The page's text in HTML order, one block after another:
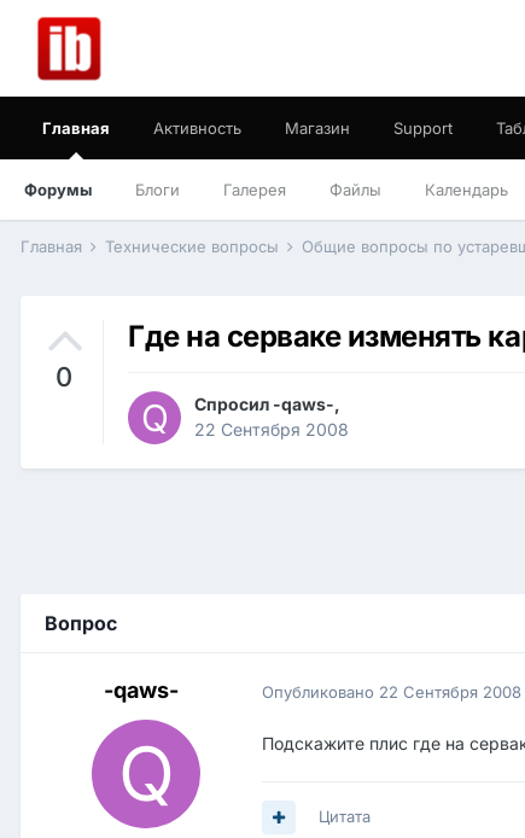
Главная
Форумы Блоги Галерея Файлы Календарь
Активность Магазин Support
Главная Технические вопросы Общие вопросы по
0
Где на серваке изменять
Спросил -qaws-,
22 Сентября 2008
Вопрос
-qaws- Опубликовано 22 Сентября 2008
Подскажите плис где на
Цитата